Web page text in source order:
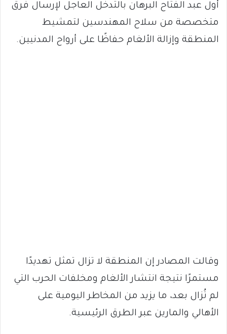
أول عبد الفتاح البرهان بالتدخل العاجل لإرسال فرق
متخصصة من سلاح المهندسين لتمشيط
المنطقة وإزالة الألغام حفاظًا على أرواح المدنيين.
وقالت المصادر إن المنطقة لا تزال تمثل تهديدًا
مستمرًا نتيجة انتشار الألغام ومخلفات الحرب التي
لم تُزال بعد، ما يزيد من المخاطر اليومية على
الأهالي والمارين عبر الطرق الرئيسية.